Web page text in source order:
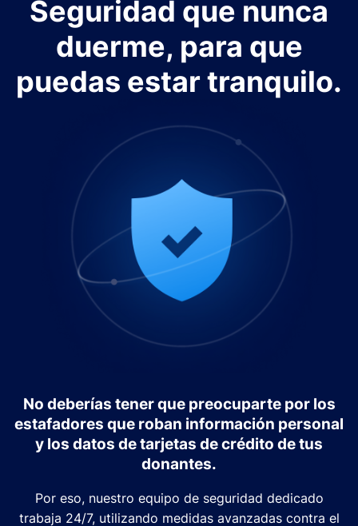
Seguridad que nunca
duerme, para que
puedas estar tranquilo.
No deberías tener que preocuparte por los
estafadores que roban información personal
y los datos de tarjetas de crédito de tus
donantes.
Por eso, nuestro equipo de seguridad dedicado
trabaja 24/7, utilizando medidas avanzadas contra el